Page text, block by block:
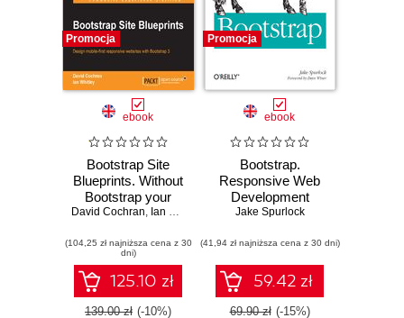
Promocja
ebook
Bootstrap Site
Blueprints. Without
Bootstrap your
web designs may
their full potential.
This book will
change that
through a series of
hands-on projects
David Cochran, Ian Whitley
(104,25 zł najniższa cena z 30
dni)
125.10 zł
139.00 zł (-10%)
Promocja
ebook
Bootstrap.
Responsive Web
Development
Jake Spurlock
(41,94 zł najniższa cena z 30 dni)
59.42 zł
69.90 zł (-15%)